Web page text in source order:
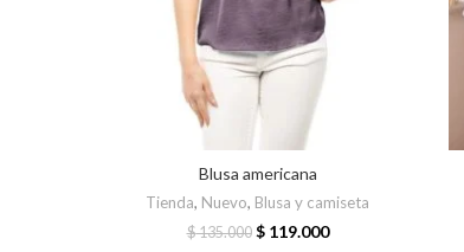
Blusa americana
Tienda, Nuevo, Blusa y camiseta
$135.000 $119.000